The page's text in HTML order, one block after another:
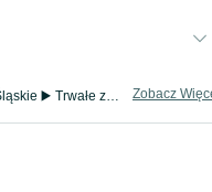
Sprzedaż wód perfumowanych damskich Śląskie ▶️ Trwałe zapachy znanych marek ✅ Nowe i używane w atrakcyjnych cenach ☝ Sprawdź oferty na OLX.pl! Zobacz